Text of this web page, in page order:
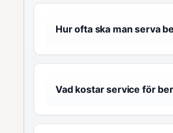
Hur ofta ska man serva
Vad kostar service för